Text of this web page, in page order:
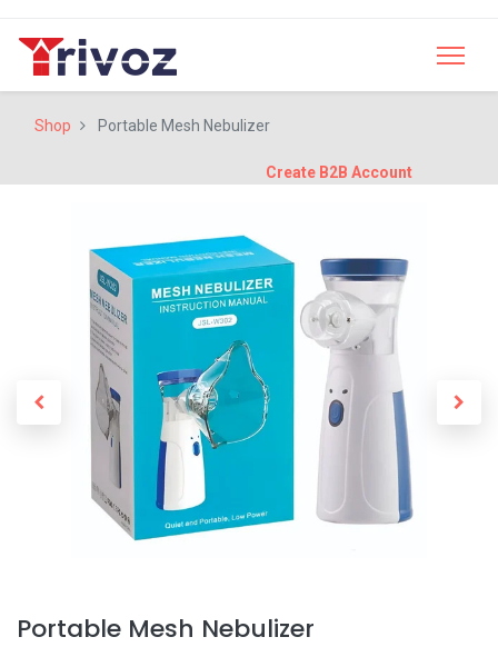
Shop Portable Mesh Nebulizer
Create B2B Account
Portable Mesh Nebulizer